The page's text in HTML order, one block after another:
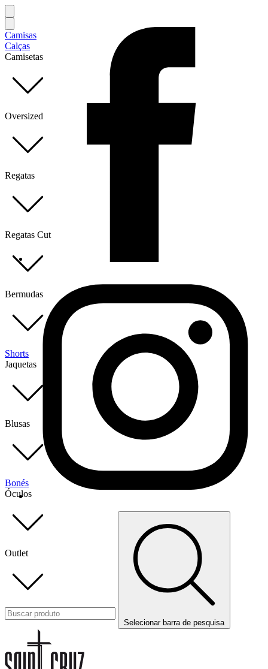
Camisas
Calças
Camisetas
Oversized
Regatas
Regatas Cut
Bermudas
Shorts
Jaquetas
Blusas
Bonés
Óculos
Outlet
Selecionar barra de pesquisa